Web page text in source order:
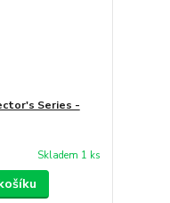
Series -
Skladem 1 ks